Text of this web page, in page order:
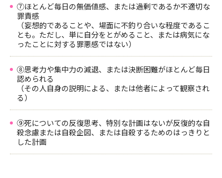
⑦ほとんど毎日の無価値感、または過剰であるか不適切な
罪責感
（妄想的であることや、場面に不釣り合いな程度であるこ
とも。ただし、単に自分をとがめること、または病気にな
ったことに対する罪悪感ではない）
⑧思考力や集中力の減退、または決断困難がほとんど毎日
認められる
（その人自身の説明による、または他者によって観察され
る）
⑨死についての反復思考、特別な計画はないが反復的な自
殺念慮または自殺企図、または自殺するためのはっきりと
した計画